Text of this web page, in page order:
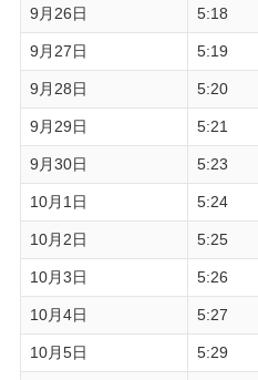
9月26日 5:18
9月27日 5:19
9月28日 5:20
9月29日 5:21
9月30日 5:23
10月1日 5:24
10月2日 5:25
10月3日 5:26
10月4日 5:27
10月5日 5:29